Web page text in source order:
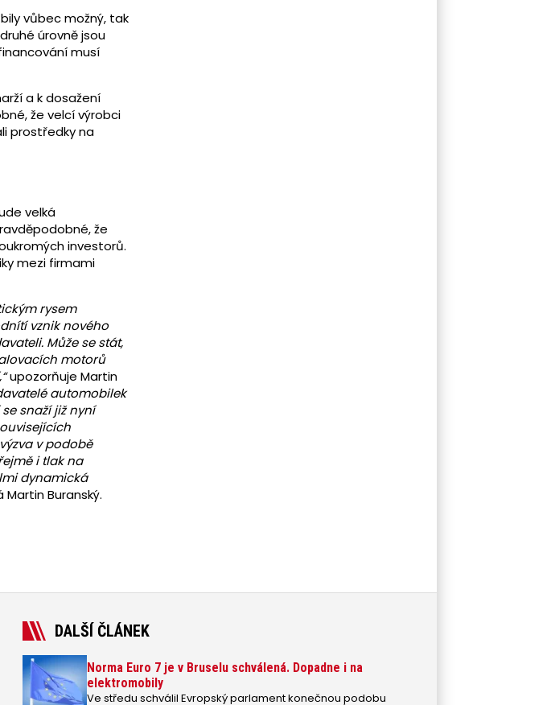
vůbec možný, tak
úrovně jsou
musí
a k dosažení
že velcí výrobci
prostředky na
velká
že
investorů.
mezi firmami
rysem
vznik nového
Může se stát,
motorů
upozorňuje Martin
automobilek
snaží již nyní
v podobě
i tlak na
dynamická
Martin Buranský.
DALŠÍ ČLÁNEK
Norma Euro 7 je v Bruselu schválená. Dopadne i na
elektromobily
Ve středu schválil Evropský parlament konečnou podobu